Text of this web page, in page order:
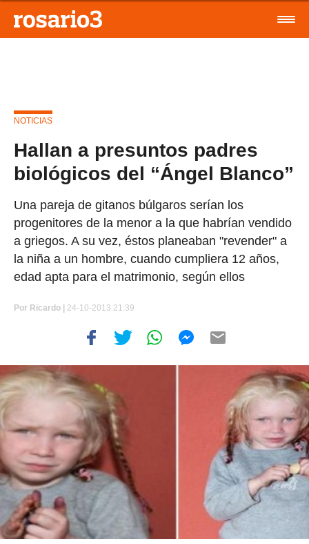
NOTICIAS
Hallan a presuntos padres
biológicos del “Ángel Blanco”
Una pareja de gitanos búlgaros serían los
progenitores de la menor a la que habrían vendido
a griegos. A su vez, éstos planeaban "revender" a
la niña a un hombre, cuando cumpliera 12 años,
edad apta para el matrimonio, según ellos
Por Ricardo | 24-10-2013 21:39